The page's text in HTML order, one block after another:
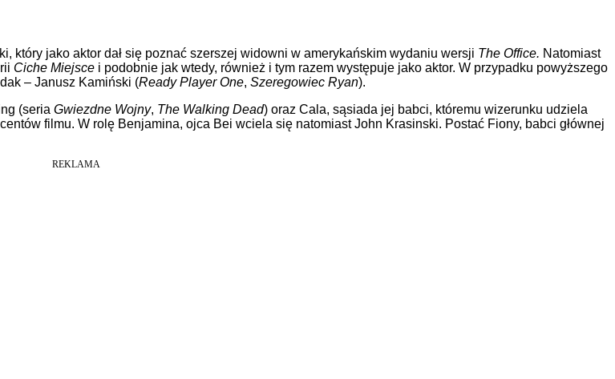
który jako aktor dał się poznać szerszej widowni w amerykańskim wydaniu wersji The Office. Natomiast
Ciche Miejsce i podobnie jak wtedy, również i tym razem występuje jako aktor. W przypadku powyższego
– Janusz Kamiński (Ready Player One, Szeregowiec Ryan).
(seria Gwiezdne Wojny, The Walking Dead) oraz Cala, sąsiada jej babci, któremu wizerunku udziela
filmu. W rolę Benjamina, ojca Bei wciela się natomiast John Krasinski. Postać Fiony, babci głównej
REKLAMA